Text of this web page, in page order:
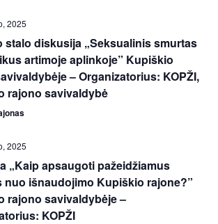
2025
stalo diskusija „Seksualinis smurtas
artimoje aplinkoje” Kupiškio
– Organizatorius: KOPŽI,
rajono savivaldybė
2025
„Kaip apsaugoti pažeidžiamus
nuo išnaudojimo Kupiškio rajone?”
rajono savivaldybėje –
KOPŽI